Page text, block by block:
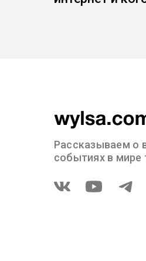
Рассказываем о
событиях в мире